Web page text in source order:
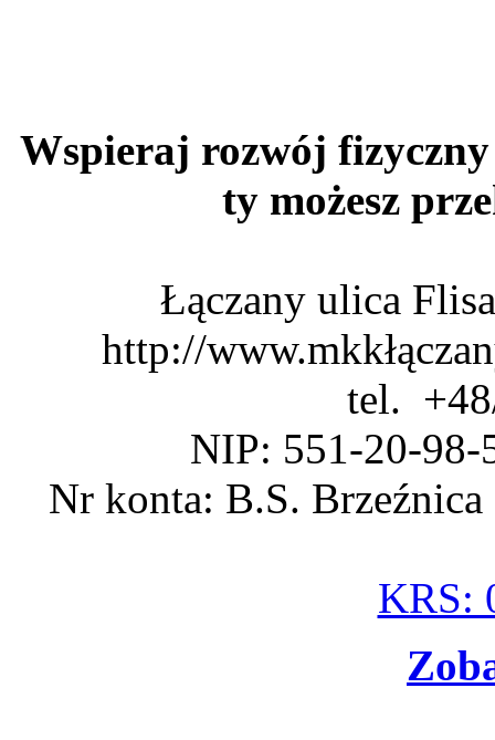
Wspieraj rozwój fizyczny
ty możesz
Łączany ulica
http://
tel.
NIP: 551-20-98-
Nr konta: B.S.
KRS: